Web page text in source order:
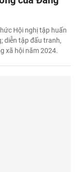
Hội nghị tập huấn
diễn tập đấu tranh,
xã hội năm 2024.